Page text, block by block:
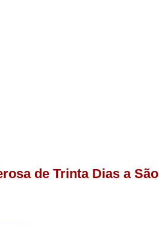
de Trinta Dias a São